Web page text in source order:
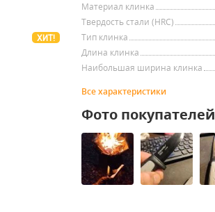
ХИТ!
Материал клинка
Твердость стали (HRC)
Тип клинка
Длина клинка
Наибольшая ширина клинка
Все характеристики
Фото покупателей